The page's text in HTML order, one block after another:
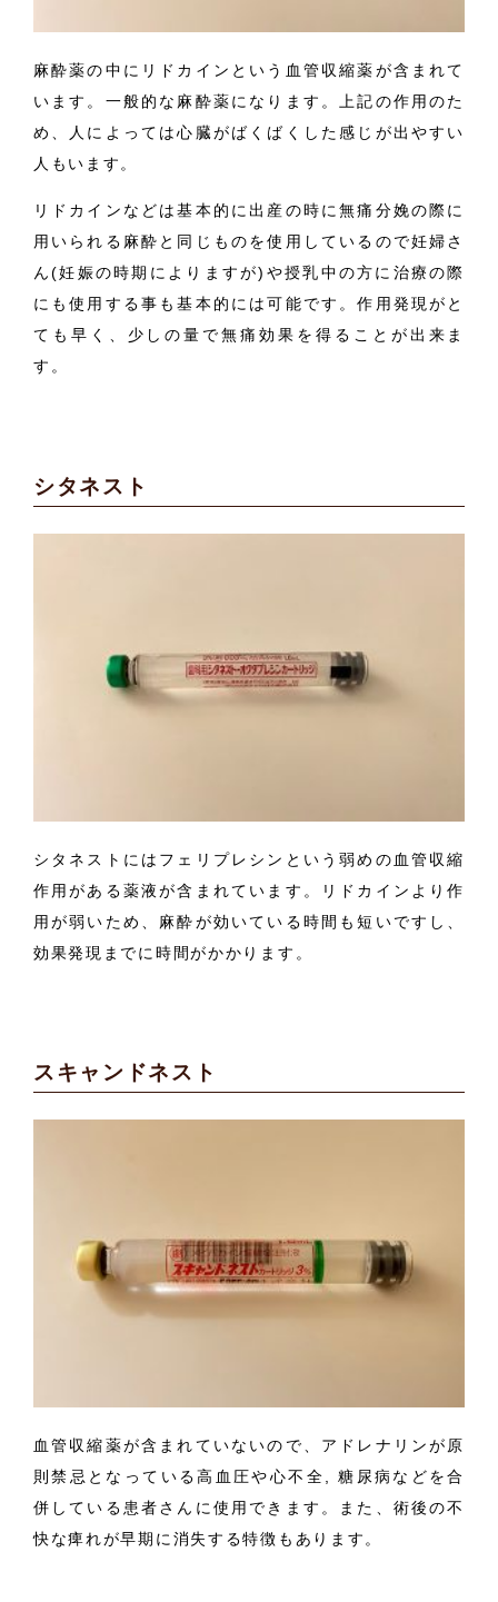
麻酔薬の中にリドカインという血管収縮薬が含まれて
います。一般的な麻酔薬になります。上記の作用のた
め、人によっては心臓がばくばくした感じが出やすい
人もいます。
リドカインなどは基本的に出産の時に無痛分娩の際に
用いられる麻酔と同じものを使用しているので妊婦さ
ん(妊娠の時期によりますが)や授乳中の方に治療の際
にも使用する事も基本的には可能です。作用発現がと
ても早く、少しの量で無痛効果を得ることが出来ま
す。
シタネスト
シタネストにはフェリプレシンという弱めの血管収縮
作用がある薬液が含まれています。リドカインより作
用が弱いため、麻酔が効いている時間も短いですし、
効果発現までに時間がかかります。
スキャンドネスト
血管収縮薬が含まれていないので、アドレナリンが原
則禁忌となっている高血圧や心不全, 糖尿病などを合
併している患者さんに使用できます。また、術後の不
快な痺れが早期に消失する特徴もあります。